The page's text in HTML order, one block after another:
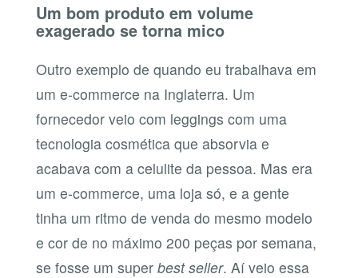
Um bom produto em volume
exagerado se torna mico
Outro exemplo de quando eu trabalhava em
um e-commerce na Inglaterra. Um
fornecedor veio com leggings com uma
tecnologia cosmética que absorvia e
acabava com a celulite da pessoa. Mas era
um e-commerce, uma loja só, e a gente
tinha um ritmo de venda do mesmo modelo
e cor de no máximo 200 peças por semana,
se fosse um super best seller. Aí veio essa